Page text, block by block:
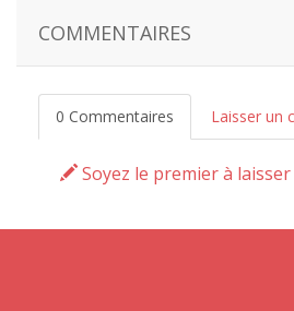
COMMENTAIRES
0 Commentaires Laisser un
Soyez le premier à